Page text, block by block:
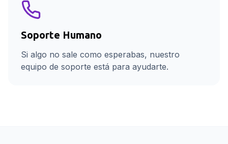
Soporte Humano
Si algo no sale como esperabas, nuestro
equipo de soporte está para ayudarte.